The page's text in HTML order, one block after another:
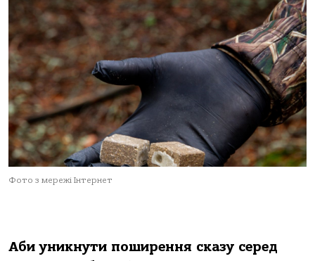
Фото з мережі Інтернет
Аби уникнути поширення сказу серед